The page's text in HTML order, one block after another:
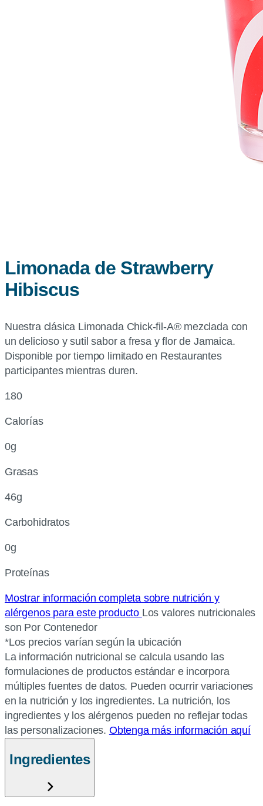
Limonada de Strawberry
Hibiscus
Nuestra clásica Limonada Chick-fil-A® mezclada con
un delicioso y sutil sabor a fresa y flor de Jamaica.
Disponible por tiempo limitado en Restaurantes
participantes mientras duren.
180
Calorías
0g
Grasas
46g
Carbohidratos
0g
Proteínas
Mostrar información completa sobre nutrición y
alérgenos para este producto Los valores nutricionales
son Por Contenedor
*Los precios varían según la ubicación
La información nutricional se calcula usando las
formulaciones de productos estándar e incorpora
múltiples fuentes de datos. Pueden ocurrir variaciones
en la nutrición y los ingredientes. La nutrición, los
ingredientes y los alérgenos pueden no reflejar todas
las personalizaciones. Obtenga más información aquí
Ingredientes